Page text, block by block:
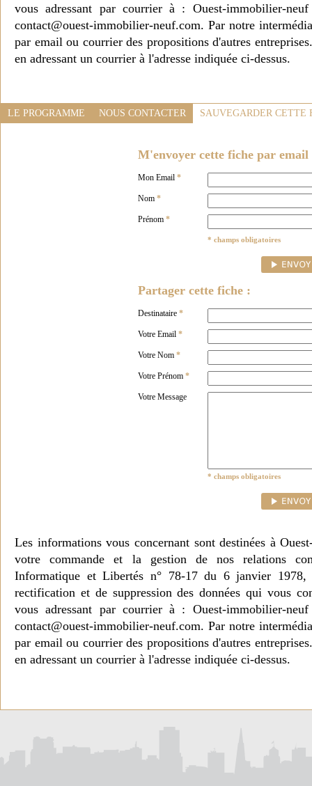
vous adressant par courrier à : Ouest-immobilier-
contact@ouest-immobilier-neuf.com. Par notre
par email ou courrier des propositions d'autres
en adressant un courrier à l'adresse indiquée ci-dessus.
LE PROGRAMME NOUS CONTACTER SAUVEGARDER CETTE
M'envoyer cette fiche par email
Mon Email *
Nom *
Prénom *
* champs obligatoires
Partager cette fiche :
Destinataire *
Votre Email *
Votre Nom *
Votre Prénom *
Votre Message
* champs obligatoires
Les informations vous concernant sont destinées à
votre commande et la gestion de nos relations
Informatique et Libertés n° 78-17 du 6 janvier 1978,
rectification et de suppression des données qui vous
vous adressant par courrier à : Ouest-immobilier-
contact@ouest-immobilier-neuf.com. Par notre
par email ou courrier des propositions d'autres
en adressant un courrier à l'adresse indiquée ci-dessus.